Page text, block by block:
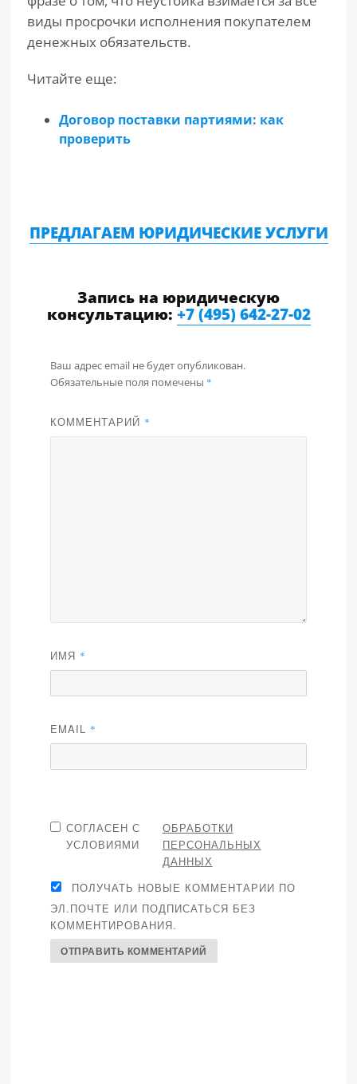
виды просрочки исполнения покупателем
денежных обязательств.
Читайте еще:
Договор поставки партиями: как
проверить
ПРЕДЛАГАЕМ ЮРИДИЧЕСКИЕ УСЛУГИ
Запись на юридическую
консультацию: +7 (495) 642-27-02
Ваш адрес email не будет опубликован.
Обязательные поля помечены *
КОММЕНТАРИЙ *
ИМЯ *
EMAIL *
СОГЛАСЕН С
УСЛОВИЯМИ
ОБРАБОТКИ
ПЕРСОНАЛЬНЫХ
ДАННЫХ
ПОЛУЧАТЬ НОВЫЕ КОММЕНТАРИИ ПО
ЭЛ.ПОЧТЕ ИЛИ ПОДПИСАТЬСЯ БЕЗ
КОММЕНТИРОВАНИЯ.